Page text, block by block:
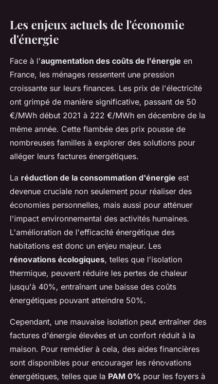
Les enjeux actuels de l'économie
d'énergie
Face à l'augmentation des coûts de l'énergie en
France, les ménages ressentent une pression
croissante sur leurs finances. Les prix de l'électricité
ont grimpé de manière significative, passant de 50
€/MWh début 2021 à 222 €/MWh en décembre de la
même année. Cette flambée des prix pousse de
nombreuses familles à explorer des solutions pour
alléger leurs factures énergétiques.
La réduction de la consommation d'énergie est
devenue cruciale non seulement pour réaliser des
économies personnelles, mais aussi pour atténuer
l'impact environnemental des activités humaines.
L'amélioration de l'efficacité énergétique des
habitations est donc un enjeu majeur. Les
rénovations écologiques, telles que l'isolation
thermique, peuvent réduire les pertes de chaleur
jusqu'à 40%, entraînant une baisse des coûts
énergétiques pouvant atteindre 50%.
Cependant, une mauvaise isolation peut entraîner des
factures d'énergie élevées et un confort réduit à la
maison. Pour remédier à cela, des aides financières
sont disponibles pour encourager les rénovations
énergétiques, telles que la PAM 0% pour les foyers à